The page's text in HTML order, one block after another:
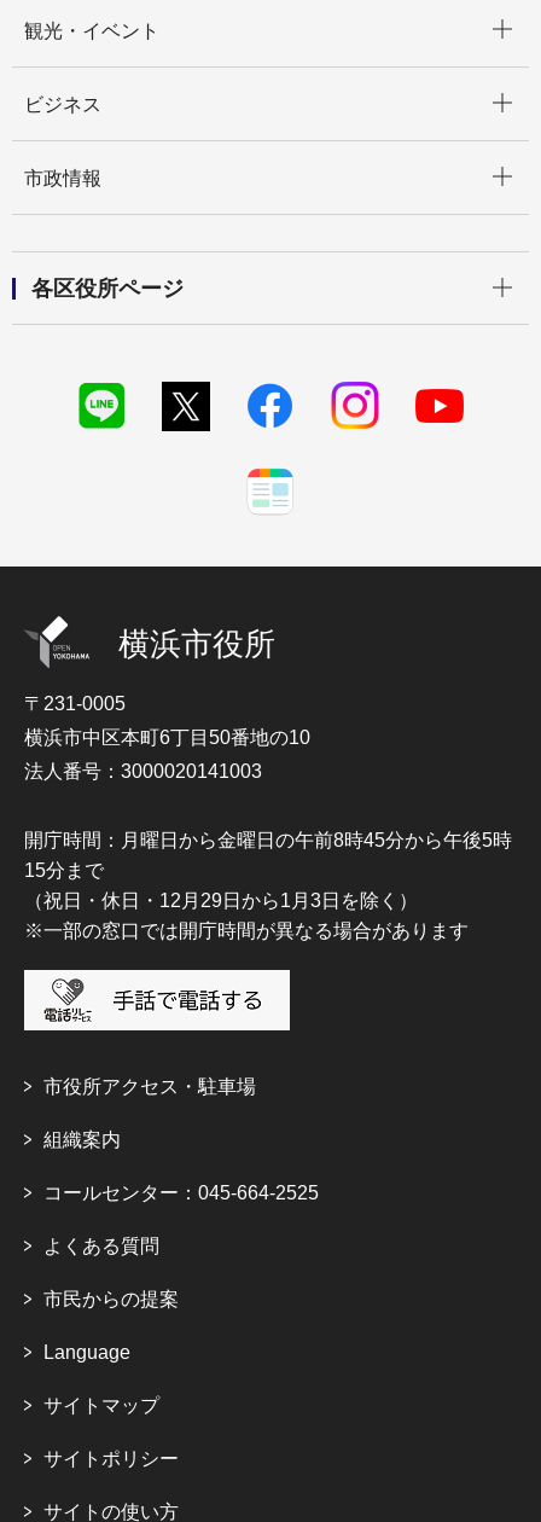
観光・イベント
ビジネス
市政情報
各区役所ページ
横浜市役所
〒231-0005
横浜市中区本町6丁目50番地の10
法人番号：3000020141003
開庁時間：月曜日から金曜日の午前8時45分から午後5時
15分まで
（祝日・休日・12月29日から1月3日を除く）
※一部の窓口では開庁時間が異なる場合があります
市役所アクセス・駐車場
組織案内
コールセンター：045-664-2525
よくある質問
市民からの提案
Language
サイトマップ
サイトポリシー
サイトの使い方